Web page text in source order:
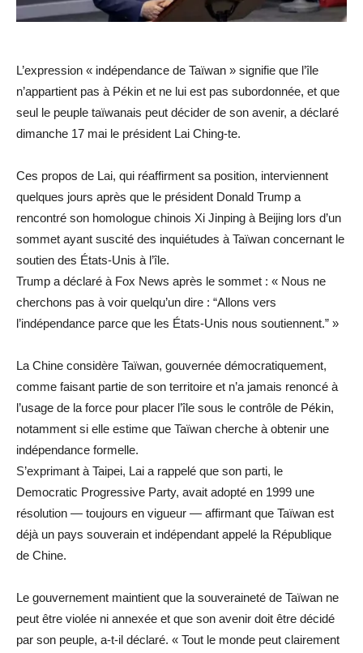
L’expression « indépendance de Taïwan » signifie que l’île
n’appartient pas à Pékin et ne lui est pas subordonnée, et que
seul le peuple taïwanais peut décider de son avenir, a déclaré
dimanche 17 mai le président Lai Ching-te.
Ces propos de Lai, qui réaffirment sa position, interviennent
quelques jours après que le président Donald Trump a
rencontré son homologue chinois Xi Jinping à Beijing lors d’un
sommet ayant suscité des inquiétudes à Taïwan concernant le
soutien des États-Unis à l’île.
Trump a déclaré à Fox News après le sommet : « Nous ne
cherchons pas à voir quelqu’un dire : “Allons vers
l’indépendance parce que les États-Unis nous soutiennent.” »
La Chine considère Taïwan, gouvernée démocratiquement,
comme faisant partie de son territoire et n’a jamais renoncé à
l’usage de la force pour placer l’île sous le contrôle de Pékin,
notamment si elle estime que Taïwan cherche à obtenir une
indépendance formelle.
S’exprimant à Taipei, Lai a rappelé que son parti, le
Democratic Progressive Party, avait adopté en 1999 une
résolution — toujours en vigueur — affirmant que Taïwan est
déjà un pays souverain et indépendant appelé la République
de Chine.
Le gouvernement maintient que la souveraineté de Taïwan ne
peut être violée ni annexée et que son avenir doit être décidé
par son peuple, a-t-il déclaré. « Tout le monde peut clairement